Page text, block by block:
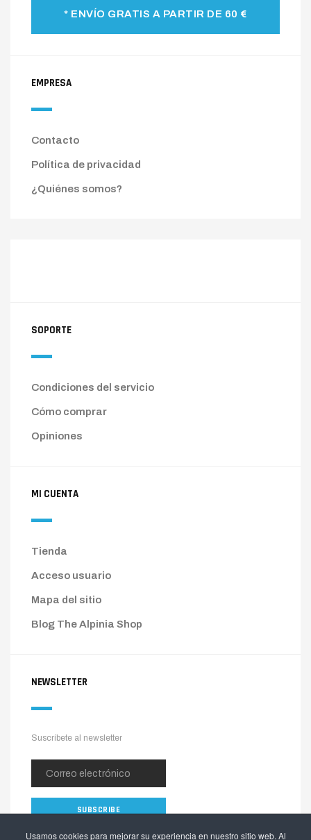
Usamos cookies para mejorar su experiencia en nuestro sitio web. Al
* ENVÍO GRATIS A PARTIR DE 60 €
EMPRESA
Contacto
Política de privacidad
¿Quiénes somos?
SOPORTE
Condiciones del servicio
Cómo comprar
Opiniones
MI CUENTA
Tienda
Acceso usuario
Mapa del sitio
Blog The Alpinia Shop
NEWSLETTER
Suscríbete al newsletter